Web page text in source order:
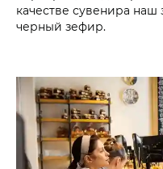
качестве сувенира
черный зефир.